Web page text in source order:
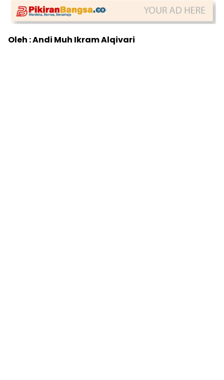
Oleh : Andi Muh Ikram Alqivari